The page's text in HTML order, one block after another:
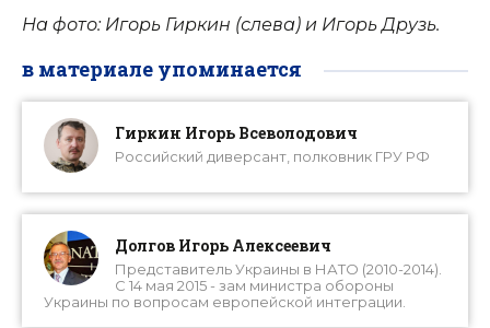
На фото: Игорь Гиркин (слева) и Игорь Друзь.
в материале упоминается
Гиркин Игорь Всеволодович
Российский диверсант, полковник ГРУ РФ
Долгов Игорь Алексеевич
Представитель Украины в НАТО (2010-2014).
С 14 мая 2015 - зам министра обороны
Украины по вопросам европейской интеграции.